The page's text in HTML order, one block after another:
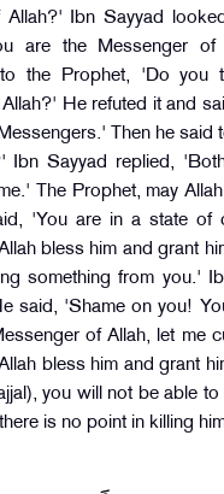
Allah?' Ibn Sayyad
are the Messenger of
the Prophet, 'Do you
He refuted it and
Then he said
Ibn Sayyad replied,
The Prophet, may
'You are in a state of
bless him and grant
something from you.'
said, 'Shame on you!
of Allah, let me
bless him and grant
you will not be able
is no point in killing